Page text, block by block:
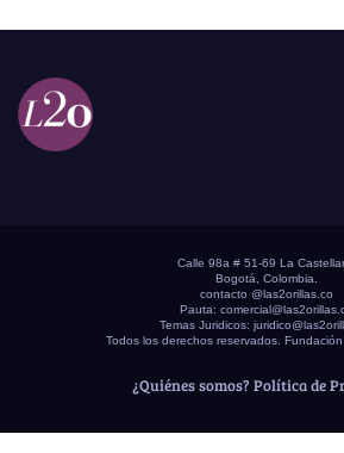
Calle 98a # 51-69 La
Bogotá, Colombia.
contacto @las2orillas.co
Pauta:
Temas Juridicos:
Todos los derechos reservados.
¿Quiénes somos? Política de